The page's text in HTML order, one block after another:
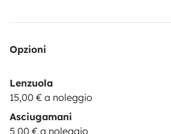
Opzioni
Lenzuola
15,00 € a noleggio
Asciugamani
5,00 € a noleggio